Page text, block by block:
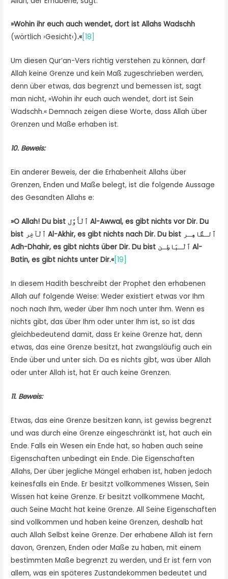
»Wohin ihr euch auch wendet, dort ist Allahs Wadschh
(wörtlich ›Gesicht‹).«[18]
Um diesen Qur’an-Vers richtig verstehen zu können, darf
Allah keine Grenze und kein Maß zugeschrieben werden,
denn über etwas, das begrenzt und bemessen ist, sagt
man nicht, »Wohin ihr euch auch wendet, dort ist Sein
Wadschh.« Demnach zeigen diese Worte, dass Allah über
Grenzen und Maße erhaben ist.
10. Beweis:
Ein anderer Beweis, der die Erhabenheit Allahs über
Grenzen, Enden und Maße belegt, ist die folgende Aussage
des Gesandten Allahs e:
»O Allah! Du bist ٱلْأَوَّل Al-Awwal, es gibt nichts vor Dir. Du
bist ٱلْآخِر Al-Akhir, es gibt nichts nach Dir. Du bist ٱلـظَّاهِـر
Adh-Dhahir, es gibt nichts über Dir. Du bist ٱلْـبَاطِـن Al-
Batin, es gibt nichts unter Dir.«[19]
In diesem Hadith beschreibt der Prophet den erhabenen
Allah auf folgende Weise: Weder existiert etwas vor Ihm
noch nach Ihm, weder über Ihm noch unter Ihm. Wenn es
nichts gibt, das über Ihm oder unter Ihm ist, so ist das
gleichbedeutend damit, dass Er keine Grenze hat, denn
etwas, das eine Grenze besitzt, hat zwangsläufig auch ein
Ende über und unter sich. Da es nichts gibt, was über Allah
oder unter Allah ist, hat Er auch keine Grenzen.
11. Beweis:
Etwas, das eine Grenze besitzen kann, ist gewiss begrenzt
und was durch eine Grenze eingeschränkt ist, hat auch ein
Ende. Falls ein Wesen ein Ende hat, so haben auch seine
Eigenschaften unbedingt ein Ende. Die Eigenschaften
Allahs, Der über jegliche Mängel erhaben ist, haben jedoch
keinesfalls ein Ende. Er besitzt vollkommenes Wissen, Sein
Wissen hat keine Grenze. Er besitzt vollkommene Macht,
auch Seine Macht hat keine Grenze. All Seine Eigenschaften
sind vollkommen und haben keine Grenzen, deshalb hat
auch Allah Selbst keine Grenze. Der erhabene Allah ist fern
davon, Grenzen, Enden oder Maße zu haben, mit einem
bestimmten Maße begrenzt zu werden, und Er ist fern von
allem, was ein späteres Zustandekommen bedeutet und